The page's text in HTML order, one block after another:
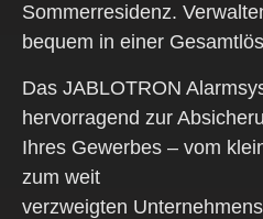
Sommerresidenz.
bequem in einer
Das JABLOTRON
hervorragend zur
Ihres Gewerbes – vom
zum weit
verzweigten